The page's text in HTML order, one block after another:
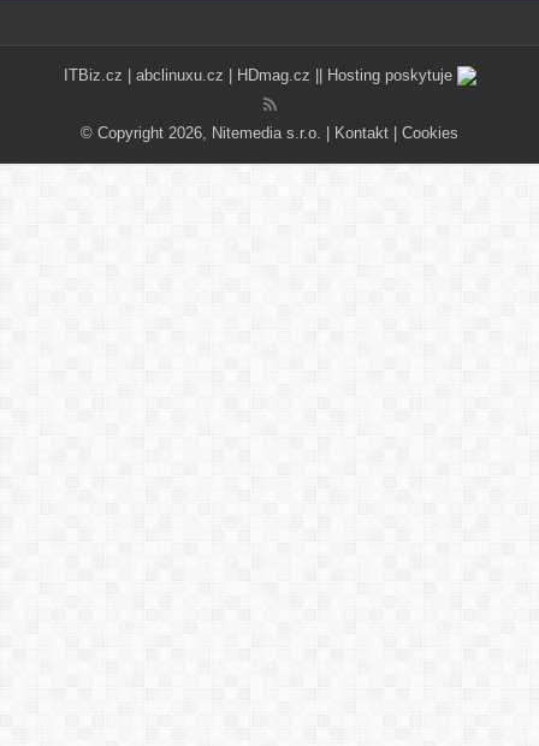
ITBiz.cz | abclinuxu.cz | HDmag.cz || Hosting poskytuje
© Copyright 2026, Nitemedia s.r.o. | Kontakt | Cookies